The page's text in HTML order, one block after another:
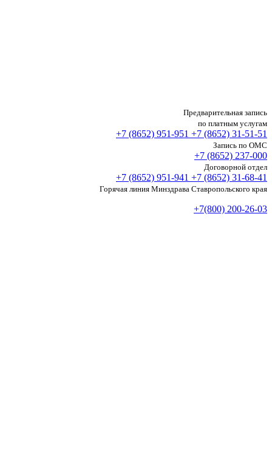
Предварительная запись
по платным услугам
+7 (8652) 951-951 +7 (8652) 31-51-51
Запись по ОМС
+7 (8652) 237-000
Договорной отдел
+7 (8652) 951-941 +7 (8652) 31-68-41
Горячая линия Минздрава Ставропольского края
+7(800) 200-26-03